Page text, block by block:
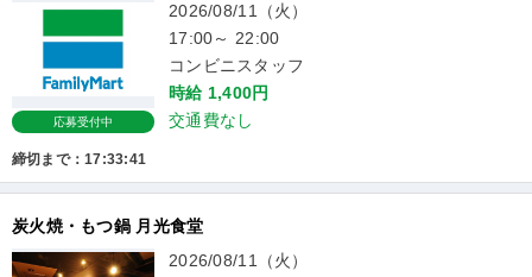
応募受付中
2026/08/11（火）
17:00～ 22:00
コンビニスタッフ
時給 1,400円
交通費なし
締切まで：17:33:41
炭火焼・もつ鍋 月光食堂
2026/08/11（火）